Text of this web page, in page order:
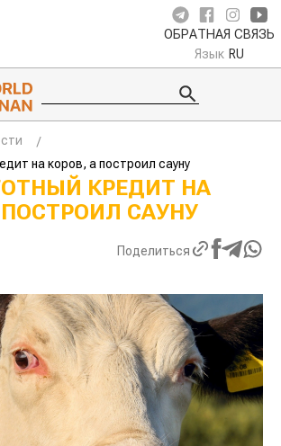
ОБРАТНАЯ СВЯЗЬ
Язык RU
на коров, а построил сауну
КРЕДИТ НА
САУНУ
Поделиться